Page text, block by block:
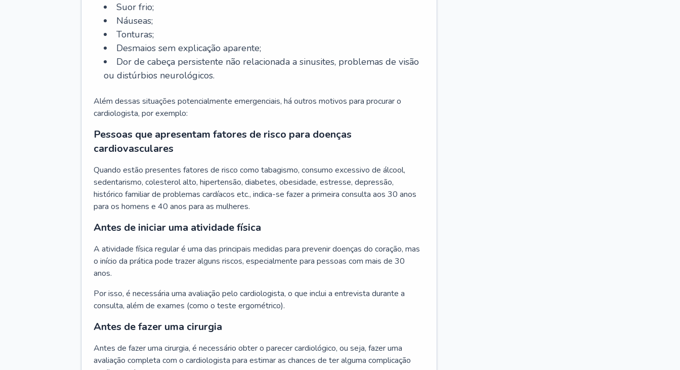
Suor frio;
Náuseas;
Tonturas;
Desmaios sem explicação aparente;
Dor de cabeça persistente não relacionada a sinusites, problemas de visão
ou distúrbios neurológicos.
Além dessas situações potencialmente emergenciais, há outros motivos para procurar o
cardiologista, por exemplo:
Pessoas que apresentam fatores de risco para doenças
cardiovasculares
Quando estão presentes fatores de risco como tabagismo, consumo excessivo de álcool,
sedentarismo, colesterol alto, hipertensão, diabetes, obesidade, estresse, depressão,
histórico familiar de problemas cardíacos etc., indica-se fazer a primeira consulta aos 30 anos
para os homens e 40 anos para as mulheres.
Antes de iniciar uma atividade física
A atividade física regular é uma das principais medidas para prevenir doenças do coração, mas
o início da prática pode trazer alguns riscos, especialmente para pessoas com mais de 30
anos.
Por isso, é necessária uma avaliação pelo cardiologista, o que inclui a entrevista durante a
consulta, além de exames (como o teste ergométrico).
Antes de fazer uma cirurgia
Antes de fazer uma cirurgia, é necessário obter o parecer cardiológico, ou seja, fazer uma
avaliação completa com o cardiologista para estimar as chances de ter alguma complicação